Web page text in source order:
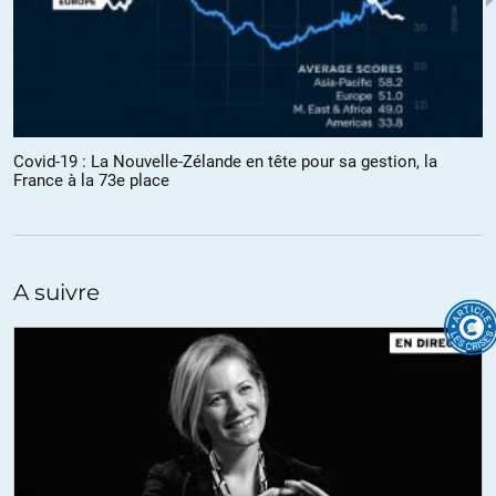
@ Traroth: Je n’ai pas compris ce qui est d’extrême droite dans
« Mais on se garde bien de regarder les services publics qui
accueillent tout le monde sans aucune distinction, et tout
nationalité) peut devenir fonctionnaire. »
+26
Voix de chalam// 28.01.2021 à 13h17
Vous faites la même erreur, mon cher Traroth, que les
décoloniaux : vous sautez trop vite à la conclusion. Qu’est ce qui
vous fait dire que cette plus grande difficulté à trouver du travail
est due au racisme ? De nombreux autres facteurs peuvent
Covid-19 : La Nouvelle-Zélande en tête pour sa gestion, la
France à la 73e place
A suivre